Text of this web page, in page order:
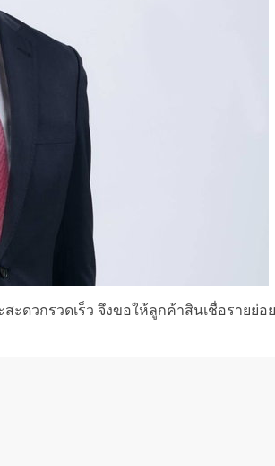
ดวกรวดเร็ว จึงขอให้ลูกค้าสินเชื่อรายย่อ